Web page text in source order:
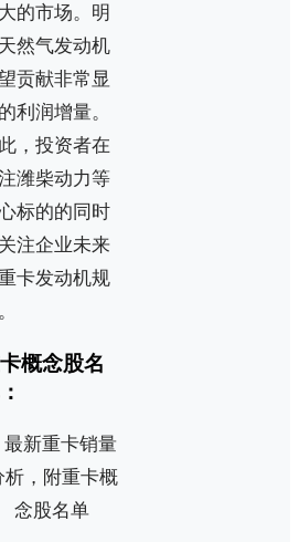
的市场。明
然气发动机
贡献非常显
利润增量。
，投资者在
潍柴动力等
标的的同时
注企业未来
卡发动机规
概念股名